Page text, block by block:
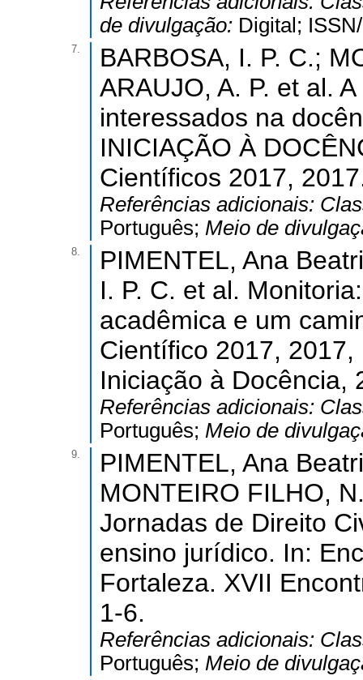
de divulgação: Digital;
7.
BARBOSA, I. P. C.;
ARAUJO, A. P. et al.
interessados na
INICIAÇÃO À
Científicos 2017,
Referências adicionais:
Português; Meio de
8.
PIMENTEL, Ana
I. P. C. et al.
acadêmica e um
Científico 2017,
Iniciação à Docência,
Referências adicionais:
Português; Meio de
9.
PIMENTEL, Ana
MONTEIRO FILHO,
Jornadas de Direito
ensino jurídico. In:
Fortaleza. XVII
1-6.
Referências adicionais:
Português; Meio de